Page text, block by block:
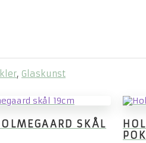
, Glaskunst
SKÅL